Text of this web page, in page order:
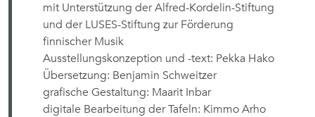
mit Unterstützung der Alfred-Kordelin-Stiftung
und der LUSES-Stiftung zur Förderung
finnischer Musik
Ausstellungskonzeption und -text: Pekka Hako
Übersetzung: Benjamin Schweitzer
grafische Gestaltung: Maarit Inbar
digitale Bearbeitung der Tafeln: Kimmo Arho